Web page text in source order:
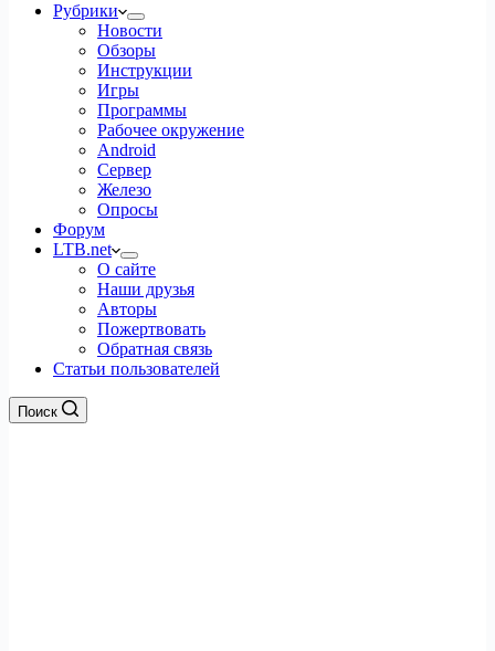
Рубрики
Новости
Обзоры
Инструкции
Игры
Программы
Рабочее окружение
Android
Сервер
Железо
Опросы
Форум
LTB.net
О сайте
Наши друзья
Авторы
Пожертвовать
Обратная связь
Статьи пользователей
Поиск